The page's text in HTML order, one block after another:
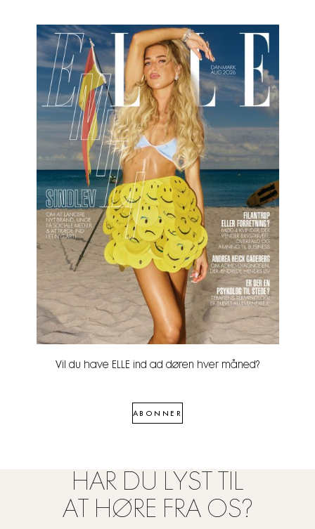
Vil du have ELLE ind ad døren hver måned?
ABONNER
HAR DU LYST TIL
AT HØRE FRA OS?